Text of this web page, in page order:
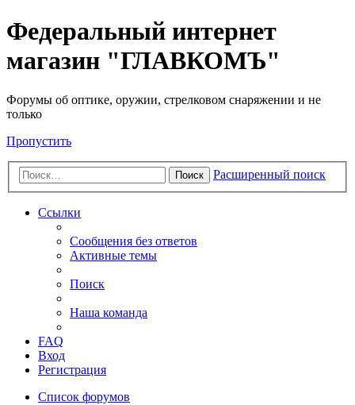
Федеральный интернет
магазин "ГЛАВКОМЪ"
Форумы об оптике, оружии, стрелковом снаряжении и не
только
Пропустить
Поиск Расширенный поиск
Ссылки
Сообщения без ответов
Активные темы
Поиск
Наша команда
FAQ
Вход
Регистрация
Список форумов